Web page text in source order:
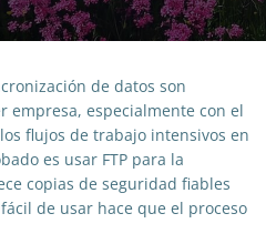
de datos son
especialmente con el
flujos de trabajo intensivos en
es usar FTP para la
copias de seguridad fiables
de usar hace que el proceso